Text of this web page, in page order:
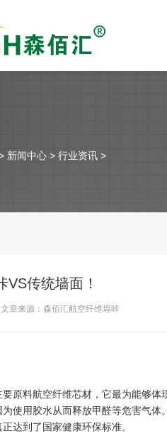
新闻中心 > 行业资讯 >
VS传统墙面！
章来源： 森佰汇航空纤维墙咔
原料航空纤维芯材，它最为能够
使用胶水从而释放甲醛等危害气
达到了国家健康环保标准。